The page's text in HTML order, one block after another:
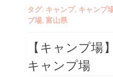
タグ: キャンプ, キャンプ
プ場, 富山県
【キャンプ場
キャンプ場